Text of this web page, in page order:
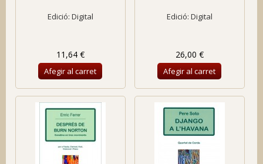
Edició: Digital
11,64 €
Afegir al carret
Edició: Digital
26,00 €
Afegir al carret